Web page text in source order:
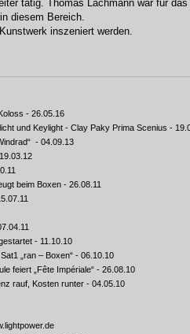
tätig. Thomas Lachmann war für
diesem Bereich.
inszeniert werden.
- 26.05.16
und Keylight - Clay Paky Prima Scenius -
- 04.09.13
beim Boxen - 26.08.11
- 11.10.10
„ran – Boxen“ - 06.10.10
feiert „Fête Impériale“ - 26.08.10
rauf, Kosten runter - 04.05.10